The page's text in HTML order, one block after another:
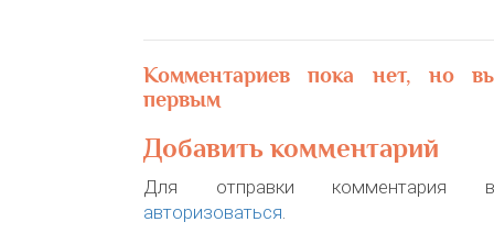
Комментариев пока нет, но
первым
Добавить комментарий
Для отправки комментария
авторизоваться